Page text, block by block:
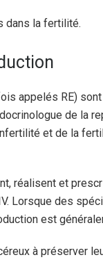
dans la fertilité.
appelés RE)
de la
et de la
réalisent et
Lorsque des
est
à préserver